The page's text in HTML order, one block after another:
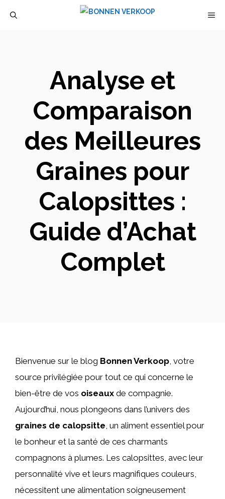
Analyse et
Comparaison
des Meilleures
Graines pour
Calopsittes :
Guide d’Achat
Complet
Bienvenue sur le blog Bonnen Verkoop, votre
source privilégiée pour tout ce qui concerne le
bien-être de vos oiseaux de compagnie.
Aujourd’hui, nous plongeons dans l’univers des
graines de calopsitte, un aliment essentiel pour
le bonheur et la santé de ces charmants
compagnons à plumes. Les calopsittes, avec leur
personnalité vive et leurs magnifiques couleurs,
nécessitent une alimentation soigneusement